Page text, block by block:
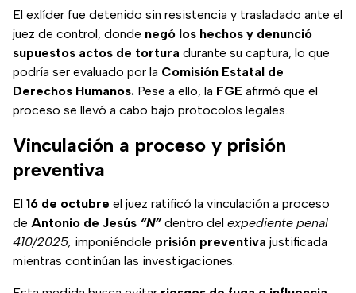
El exlíder fue detenido sin resistencia y trasladado ante el
juez de control, donde negó los hechos y denunció
supuestos actos de tortura durante su captura, lo que
podría ser evaluado por la Comisión Estatal de
Derechos Humanos. Pese a ello, la FGE afirmó que el
proceso se llevó a cabo bajo protocolos legales.
Vinculación a proceso y prisión
preventiva
El 16 de octubre el juez ratificó la vinculación a proceso
de Antonio de Jesús “N”dentro del expediente penal
410/2025, imponiéndole prisión preventiva justificada
mientras continúan las investigaciones.